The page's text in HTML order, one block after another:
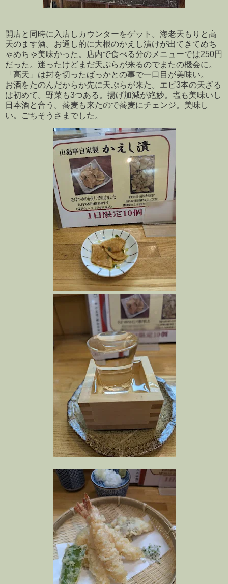
開店と同時に入店しカウンターをゲット。海老天もりと高
天のます酒。お通し的に大根のかえし漬けが出てきてめち
ゃめちゃ美味かった。店内で食べる分のメニューでは250円
だった。迷ったけどまだ天ぷらが来るのでまたの機会に。
「高天」は封を切ったばっかとの事で一口目が美味い。
お酒をたのんだからか先に天ぷらが来た。エビ3本の天ざる
は初めて。野菜も3つある。揚げ加減が絶妙。塩も美味いし
日本酒と合う。蕎麦も来たので蕎麦にチェンジ。美味し
い。ごちそうさまでした。